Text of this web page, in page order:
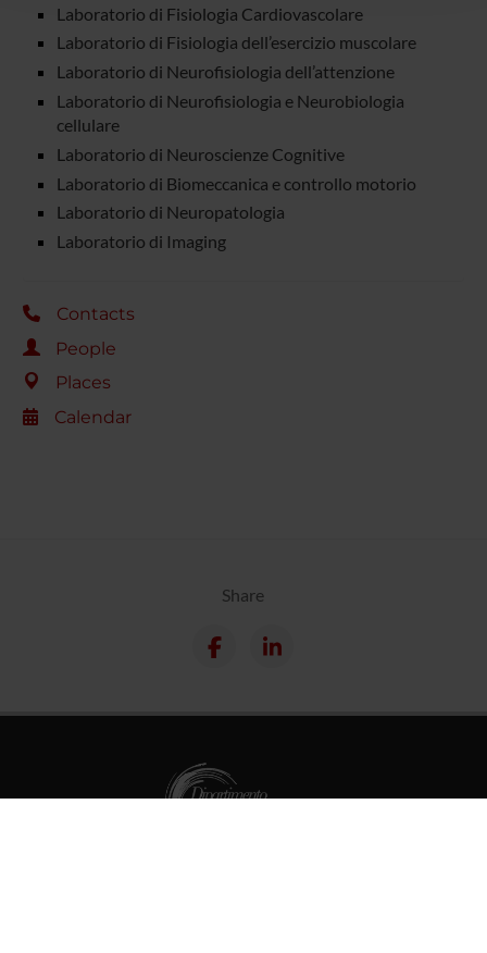
raccolto dal tuo utilizzo dei loro servizi.
Laboratorio di Fisiologia Cardiovascolare
Laboratorio di Fisiologia dell’esercizio muscolare
Laboratorio di Neurofisiologia dell’attenzione
Laboratorio di Neurofisiologia e Neurobiologia
cellulare
Laboratorio di Neuroscienze Cognitive
Laboratorio di Biomeccanica e controllo motorio
Laboratorio di Neuropatologia
Laboratorio di Imaging
Contacts
People
Places
Calendar
Share